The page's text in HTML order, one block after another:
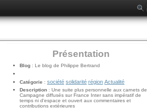
Présentation
Blog : Le blog de Philippe Bertrand
Catégorie : société solidarité région Actualité
Description : Une suite plus personnelle aux carnets de
Campagne diffusés sur France Inter sans impératif de
temps ni d'espace et ouvert aux commentaires et
contributions extérieures